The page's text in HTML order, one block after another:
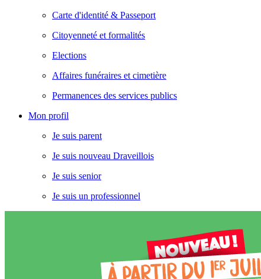
Carte d'identité & Passeport
Citoyenneté et formalités
Elections
Affaires funéraires et cimetière
Permanences des services publics
Mon profil
Je suis parent
Je suis nouveau Draveillois
Je suis senior
Je suis un professionnel